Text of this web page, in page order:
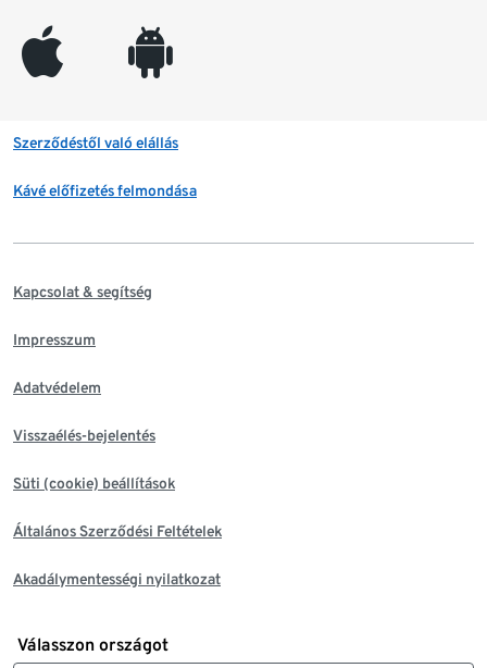
appleinc android
Szerződéstől való elállás
Kávé előfizetés felmondása
Kapcsolat & segítség
Impresszum
Adatvédelem
Visszaélés-bejelentés
Süti (cookie) beállítások
Általános Szerződési Feltételek
Akadálymentességi nyilatkozat
Válasszon országot